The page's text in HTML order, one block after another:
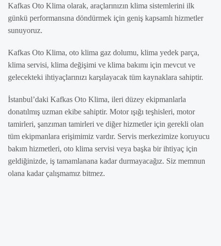
Kafkas Oto Klima olarak, araçlarınızın klima sistemlerini ilk
günkü performansına döndürmek için geniş kapsamlı hizmetler
sunuyoruz.
Kafkas Oto Klima, oto klima gaz dolumu, klima yedek parça,
klima servisi, klima değişimi ve klima bakımı için mevcut ve
gelecekteki ihtiyaçlarınızı karşılayacak tüm kaynaklara sahiptir.
İstanbul’daki Kafkas Oto Klima, ileri düzey ekipmanlarla
donatılmış uzman ekibe sahiptir. Motor ışığı teşhisleri, motor
tamirleri, şanzıman tamirleri ve diğer hizmetler için gerekli olan
tüm ekipmanlara erişimimiz vardır. Servis merkezimize koruyucu
bakım hizmetleri, oto klima servisi veya başka bir ihtiyaç için
geldiğinizde, iş tamamlanana kadar durmayacağız. Siz memnun
olana kadar çalışmamız bitmez.